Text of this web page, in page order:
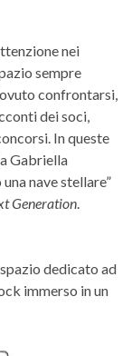
nei
sempre
confrontarsi,
dei soci,
In queste
Gabriella
nave stellare”
Generation
dedicato ad
immerso in un